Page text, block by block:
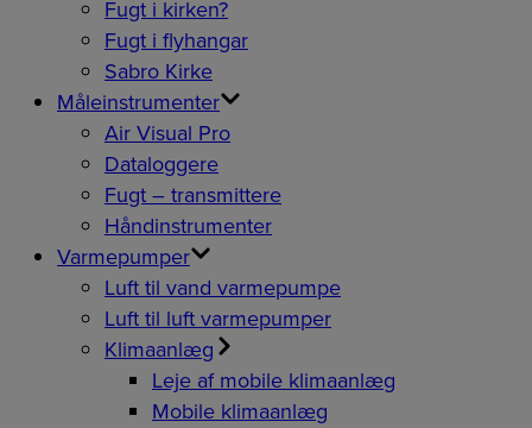
Fugt i kirken?
Fugt i flyhangar
Sabro Kirke
Måleinstrumenter
Air Visual Pro
Dataloggere
Fugt – transmittere
Håndinstrumenter
Varmepumper
Luft til vand varmepumpe
Luft til luft varmepumper
Klimaanlæg
Leje af mobile klimaanlæg
Mobile klimaanlæg